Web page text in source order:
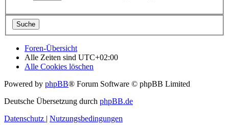
Foren-Übersicht
Alle Zeiten sind UTC+02:00
Alle Cookies löschen
Powered by phpBB® Forum Software © phpBB Limited
Deutsche Übersetzung durch phpBB.de
Datenschutz | Nutzungsbedingungen